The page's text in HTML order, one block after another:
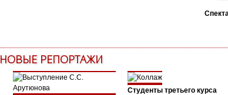
НОВЫЕ РЕПОРТАЖИ
Студенты третьего курса